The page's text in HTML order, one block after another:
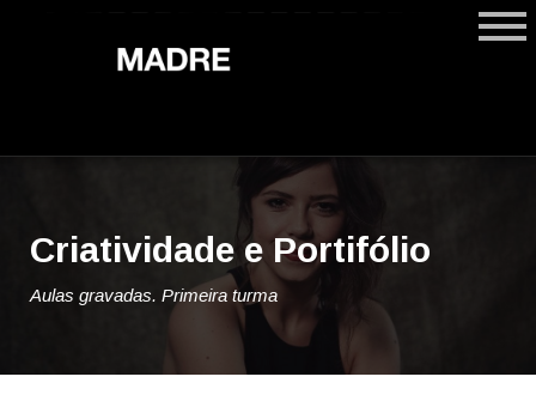
Criatividade e Portifólio
Aulas gravadas. Primeira turma